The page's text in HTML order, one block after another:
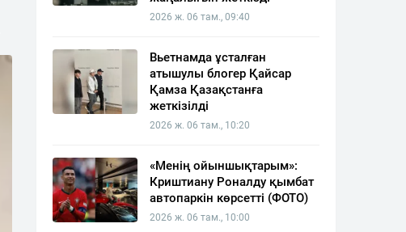
2026 ж. 06 там., 09:40
Вьетнамда ұсталған
атышулы блогер Қайсар
Қамза Қазақстанға
жеткізілді
2026 ж. 06 там., 10:20
«Менің ойыншықтарым»:
Криштиану Роналду қымбат
автопаркін көрсетті (ФОТО)
2026 ж. 06 там., 10:00